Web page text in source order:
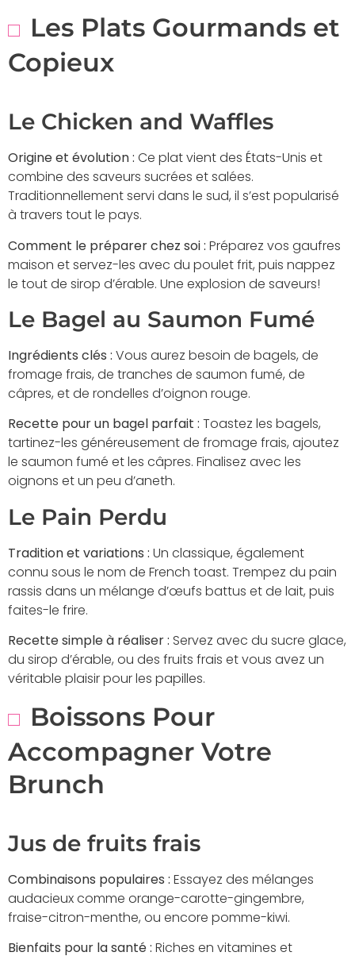
Les Plats Gourmands et
Copieux
Le Chicken and Waffles
Origine et évolution : Ce plat vient des États-Unis et
combine des saveurs sucrées et salées.
Traditionnellement servi dans le sud, il s’est popularisé
à travers tout le pays.
Comment le préparer chez soi : Préparez vos gaufres
maison et servez-les avec du poulet frit, puis nappez
le tout de sirop d’érable. Une explosion de saveurs!
Le Bagel au Saumon Fumé
Ingrédients clés : Vous aurez besoin de bagels, de
fromage frais, de tranches de saumon fumé, de
câpres, et de rondelles d’oignon rouge.
Recette pour un bagel parfait : Toastez les bagels,
tartinez-les généreusement de fromage frais, ajoutez
le saumon fumé et les câpres. Finalisez avec les
oignons et un peu d’aneth.
Le Pain Perdu
Tradition et variations : Un classique, également
connu sous le nom de French toast. Trempez du pain
rassis dans un mélange d’œufs battus et de lait, puis
faites-le frire.
Recette simple à réaliser : Servez avec du sucre glace,
du sirop d’érable, ou des fruits frais et vous avez un
véritable plaisir pour les papilles.
Boissons Pour
Accompagner Votre
Brunch
Jus de fruits frais
Combinaisons populaires : Essayez des mélanges
audacieux comme orange-carotte-gingembre,
fraise-citron-menthe, ou encore pomme-kiwi.
Bienfaits pour la santé : Riches en vitamines et